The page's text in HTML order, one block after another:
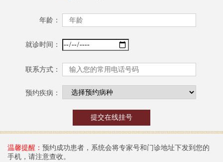
年龄：
就诊时间：
联系方式：
预约疾病：
温馨提醒： 预约成功患者，系统会将专家号和门诊地址下发到您的
手机，请注意查收。